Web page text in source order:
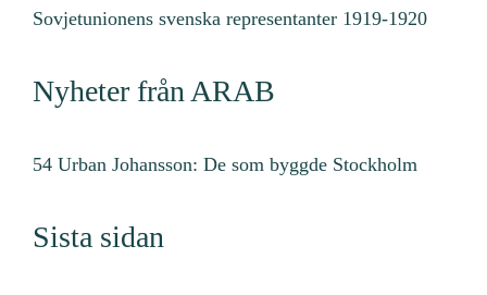
Sovjetunionens svenska representanter 1919-1920
Nyheter från ARAB
54 Urban Johansson: De som byggde Stockholm
Sista sidan